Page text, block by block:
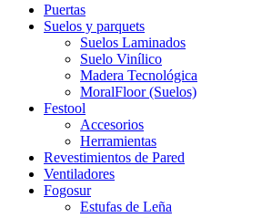
Puertas
Suelos y parquets
Suelos Laminados
Suelo Vinílico
Madera Tecnológica
MoralFloor (Suelos)
Festool
Accesorios
Herramientas
Revestimientos de Pared
Ventiladores
Fogosur
Estufas de Leña